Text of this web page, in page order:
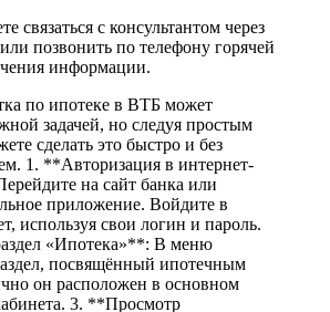
связаться с консультантом через
позвонить по телефону горячей
информации.
по ипотеке в ВТБ может
задачей, но следуя простым
сделать это быстро и без
1. **Авторизация в интернет-
на сайт банка или
приложение. Войдите в
используя свои логин и пароль.
«Ипотека»**: В меню
посвящённый ипотечным
он расположен в основном
3. **Просмотр